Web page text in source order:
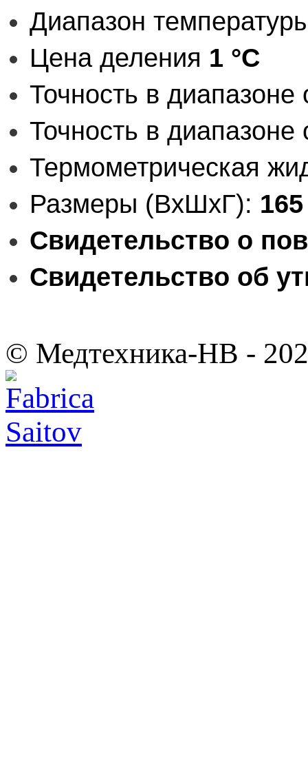
Диапазон
Цена деления 1 °C
Точность в диапазоне
Точность в диапазоне
Термометрическая
Размеры (ВхШхГ):
Свидетельство о
Свидетельство об
© Медтехника-НВ -